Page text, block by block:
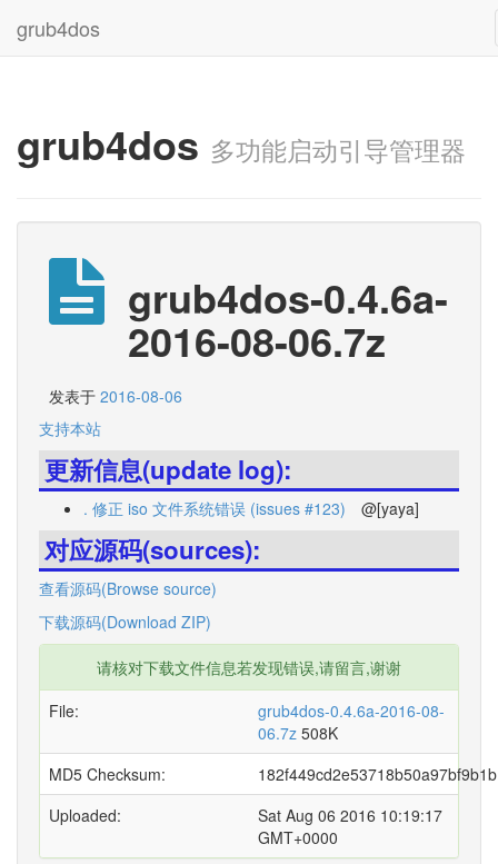
grub4dos
grub4dos 多功能启动引导管理器
grub4dos-0.4.6a-
2016-08-06.7z
发表于 2016-08-06
支持本站
更新信息(update log):
. 修正 iso 文件系统错误 (issues #123) @[yaya]
对应源码(sources):
查看源码(Browse source)
下载源码(Download ZIP)
请核对下载文件信息若发现错误,请留言,谢谢
File:
grub4dos-0.4.6a-2016-08-
06.7z 508K
MD5 Checksum:
Uploaded:
Sat Aug 06 2016 10:19:17
GMT+0000